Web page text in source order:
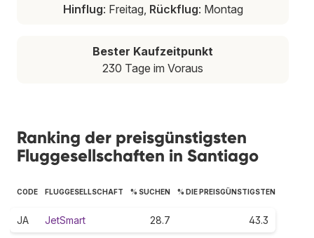
Hinflug: Freitag, Rückflug: Montag
Bester Kaufzeitpunkt
230 Tage im Voraus
Ranking der preisgünstigsten
Fluggesellschaften in Santiago
CODE FLUGGESELLSCHAFT % SUCHEN % DIE PREISGÜNSTIGSTEN
JA JetSmart 28.7 43.3